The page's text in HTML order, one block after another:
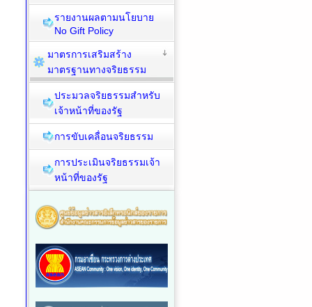
รายงานผลตามนโยบาย
No Gift Policy
มาตรการเสริมสร้าง
มาตรฐานทางจริยธรรม
ประมวลจริยธรรมสำหรับ
เจ้าหน้าที่ของรัฐ
การขับเคลื่อนจริยธรรม
การประเมินจริยธรรมเจ้า
หน้าที่ของรัฐ